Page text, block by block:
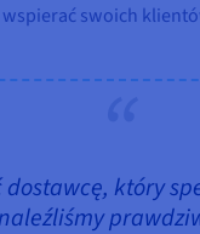
swoich
który